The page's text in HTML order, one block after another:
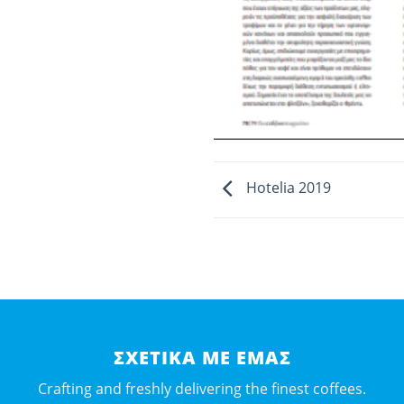
Hotelia 2019
ΣΧΕΤΙΚΆ ΜΕ ΕΜΆΣ
Crafting and freshly delivering the finest coffees.